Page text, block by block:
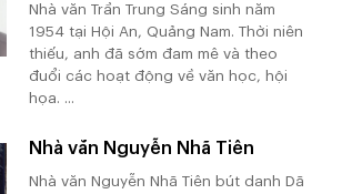
Nhà văn Trần Trung Sáng sinh năm
1954 tại Hội An, Quảng Nam. Thời niên
thiếu, anh đã sớm đam mê và theo
đuổi các hoạt động về văn học, hội
họa. ...
Nhà văn Nguyễn Nhã Tiên
Nhà văn Nguyễn Nhã Tiên bút danh Dã